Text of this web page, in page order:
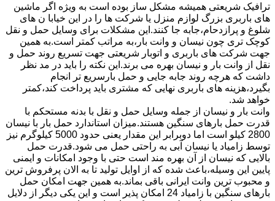
ترافیک شریعتی همیشه مشکل ساز بوده است به ویژه اگر ماشین
های باربری بزرگ لوازم منزل یا شرکت ها را در این خیابا ن های
شلوغ و پرازدحام،جابه جا کنند.این مشکلات برای وسایل حمل و نقل
کوچک تری چون نیسان و وانت بار،به مراتب کمتر است.به همین
جهت شرکت های باربری و اتوبار شریعتی جهت تسریع روند حمل و
نقل از وانت بار و نیسان بهره می برند.این نکته را باید در مد نظر
داشت که هرچه روند جابه جایی و حمل بارسریع تر انجام
بگیرد،هزینه های باربری نهایی که مشتری باید پرداخت کند،کمتر
خواهد شد.
وانت بار و نیسان از جمله وسایل حمل و نقل با بدنه مستحکم با
قدرت حمل بارهای سنگین هستند.میزان استاندارد حمل بار با نیسان
2800 کیلو است اما دوبرابر این مقدار یعنی حدود 5000 کیلوگرم نیز
توسط زامیاد یا نیسان آبی به راحتی حمل می شود.قدرت حمل
بالایی که نیسان از آن بهره مند است حتی با وجود امکانات و ایمنی
پایین این وسیله،باعث شده که از اوایل تولید تا به الان پرفروش ترین
و محبوب ترین وانت ایرانی باقی بماند.به همین جهت امکان حمل
بارهای سنگین با زامیاد 24 امکان پذیر است و این یکی دیگر از دلایل